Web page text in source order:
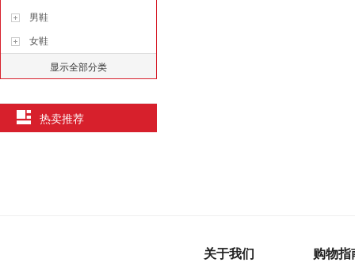
男鞋
女鞋
显示全部分类
热卖推荐
关于我们 购物指